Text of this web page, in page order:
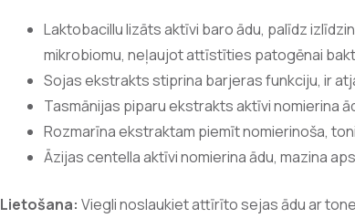
Laktobacillu lizāts aktīvi baro ādu, palīdz
mikrobiomu, neļaujot attīstīties patogēnai
Sojas ekstrakts stiprina barjeras funkciju, ir
Tasmānijas piparu ekstrakts aktīvi nomierina
Rozmarīna ekstraktam piemīt nomierinoša,
Āzijas centella aktīvi nomierina ādu, mazina
Lietošana: Viegli noslaukiet attīrīto sejas ādu ar